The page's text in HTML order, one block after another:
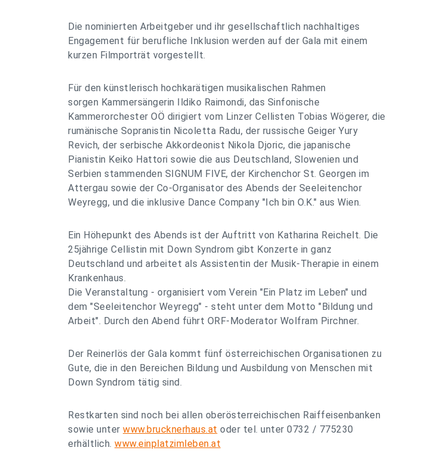
Die nominierten Arbeitgeber und ihr gesellschaftlich nachhaltiges
Engagement für berufliche Inklusion werden auf der Gala mit einem
kurzen Filmporträt vorgestellt.
Für den künstlerisch hochkarätigen musikalischen Rahmen
sorgen Kammersängerin Ildiko Raimondi, das Sinfonische
Kammerorchester OÖ dirigiert vom Linzer Cellisten Tobias Wögerer, die
rumänische Sopranistin Nicoletta Radu, der russische Geiger Yury
Revich, der serbische Akkordeonist Nikola Djoric, die japanische
Pianistin Keiko Hattori sowie die aus Deutschland, Slowenien und
Serbien stammenden SIGNUM FIVE, der Kirchenchor St. Georgen im
Attergau sowie der Co-Organisator des Abends der Seeleitenchor
Weyregg, und die inklusive Dance Company "Ich bin O.K." aus Wien.
Ein Höhepunkt des Abends ist der Auftritt von Katharina Reichelt. Die
25jährige Cellistin mit Down Syndrom gibt Konzerte in ganz
Deutschland und arbeitet als Assistentin der Musik-Therapie in einem
Krankenhaus.
Die Veranstaltung - organisiert vom Verein "Ein Platz im Leben" und
dem "Seeleitenchor Weyregg" - steht unter dem Motto "Bildung und
Arbeit". Durch den Abend führt ORF-Moderator Wolfram Pirchner.
Der Reinerlös der Gala kommt fünf österreichischen Organisationen zu
Gute, die in den Bereichen Bildung und Ausbildung von Menschen mit
Down Syndrom tätig sind.
Restkarten sind noch bei allen oberösterreichischen Raiffeisenbanken
sowie unter www.brucknerhaus.at oder tel. unter 0732 / 775230
erhältlich. www.einplatzimleben.at